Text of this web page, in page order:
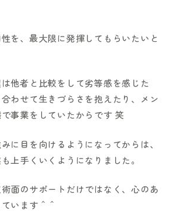
を、最大限に発揮してもらいたいと
他者と比較をして劣等感を感じた
わせて生きづらさを抱えたり、メン
事業をしていたからです 笑
に目を向けるようになってからは、
上手くいくようになりました。
面のサポートだけではなく、心のあ
います＾＾